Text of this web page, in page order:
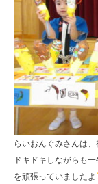
らいおんぐみさんは
ドキドキしながらも
を頑張っていましたよ